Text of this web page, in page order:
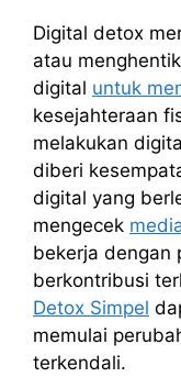
Digital detox
atau
digital untuk
kesejahteraan
melakukan
diberi
digital yang
mengecek
bekerja dengan
berkontribusi
Detox Simpel
memulai
terkendali.